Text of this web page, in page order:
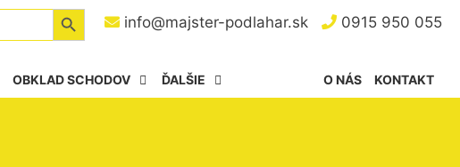
info@majster-podlahar.sk 0915 950 055
Search Button
OBKLAD SCHODOV ĎALŠIE KONTAKT
O NÁS